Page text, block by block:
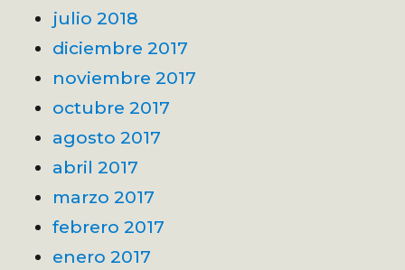
julio 2018
diciembre 2017
noviembre 2017
octubre 2017
agosto 2017
abril 2017
marzo 2017
febrero 2017
enero 2017